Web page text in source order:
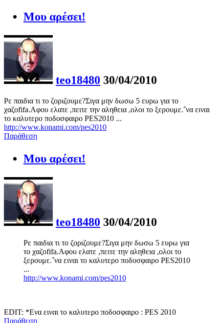
Μου αρέσει!
teo18480 30/04/2010
Ρε παιδια τι το ζοριζουμε?Σιγα μην δωσω 5 ευρω για το
χαζοfifa.Αφου ελατε ,πειτε την αληθεια ,ολοι το ξερουμε.΅να ειναι
το καλυτερο ποδοσφαιρο PES2010 ...
http://www.konami.com/pes2010
Παράθεση
Μου αρέσει!
teo18480 30/04/2010
Ρε παιδια τι το ζοριζουμε?Σιγα μην δωσω 5 ευρω για
το χαζοfifa.Αφου ελατε ,πειτε την αληθεια ,ολοι το
ξερουμε.΅να ειναι το καλυτερο ποδοσφαιρο PES2010
...
http://www.konami.com/pes2010
EDIT: *Ενα ειναι το καλυτερο ποδοσφαιρο : PES 2010
Παράθεση